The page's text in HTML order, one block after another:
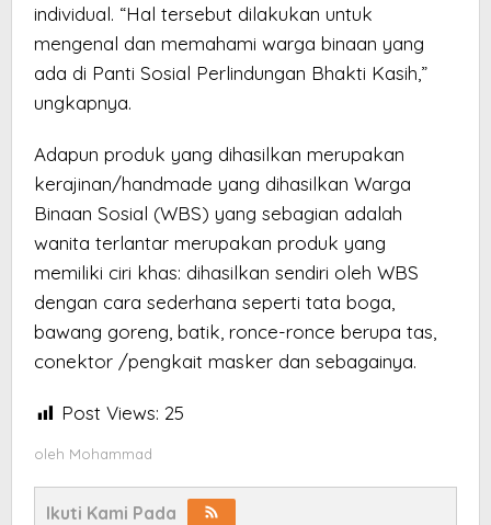
individual. “Hal tersebut dilakukan untuk
mengenal dan memahami warga binaan yang
ada di Panti Sosial Perlindungan Bhakti Kasih,”
ungkapnya.
Adapun produk yang dihasilkan merupakan
kerajinan/handmade yang dihasilkan Warga
Binaan Sosial (WBS) yang sebagian adalah
wanita terlantar merupakan produk yang
memiliki ciri khas: dihasilkan sendiri oleh WBS
dengan cara sederhana seperti tata boga,
bawang goreng, batik, ronce-ronce berupa tas,
conektor /pengkait masker dan sebagainya.
Post Views: 25
oleh Mohammad
Ikuti Kami Pada